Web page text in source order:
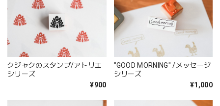
クジャクのスタンプ/アトリエ
シリーズ
¥900
"GOOD MORNING" /メッセージ
シリーズ
¥1,000